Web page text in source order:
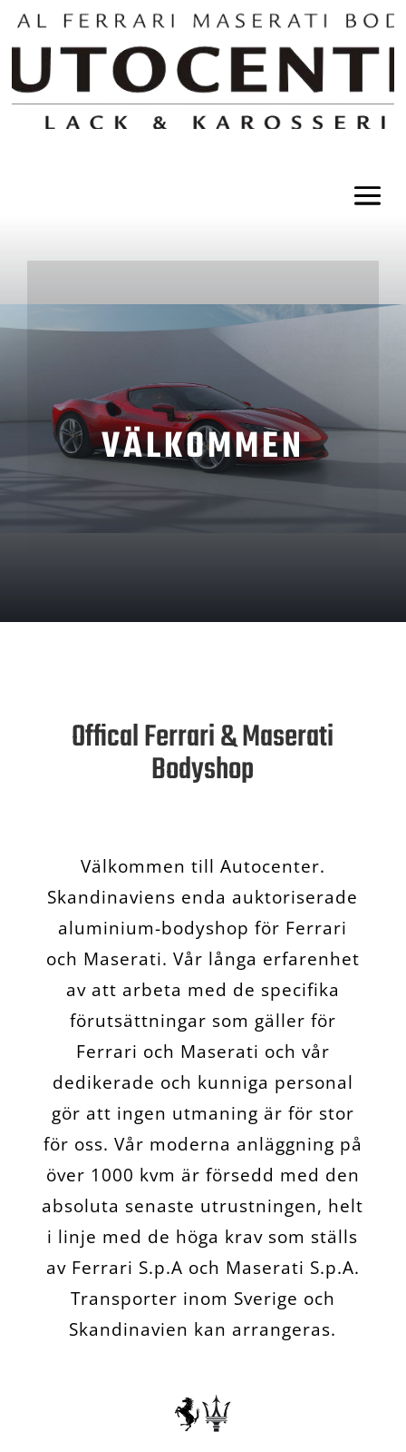
VÄLKOMMEN
Offical Ferrari & Maserati
Bodyshop
Välkommen till Autocenter.
Skandinaviens enda auktoriserade
aluminium-bodyshop för Ferrari
och Maserati. Vår långa erfarenhet
av att arbeta med de specifika
förutsättningar som gäller för
Ferrari och Maserati och vår
dedikerade och kunniga personal
gör att ingen utmaning är för stor
för oss. Vår moderna anläggning på
över 1000 kvm är försedd med den
absoluta senaste utrustningen, helt
i linje med de höga krav som ställs
av Ferrari S.p.A och Maserati S.p.A.
Transporter inom Sverige och
Skandinavien kan arrangeras.